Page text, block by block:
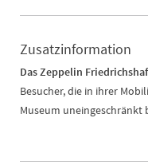
Zusatzinformation
Das Zeppelin
Besucher, die in ihrer
Museum uneingeschränkt